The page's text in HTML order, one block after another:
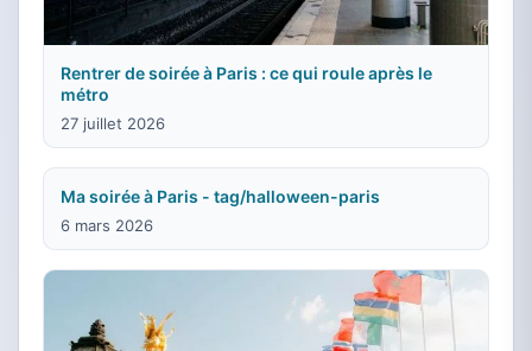
Rentrer de soirée à Paris : ce qui roule après le
métro
27 juillet 2026
Ma soirée à Paris - tag/halloween-paris
6 mars 2026